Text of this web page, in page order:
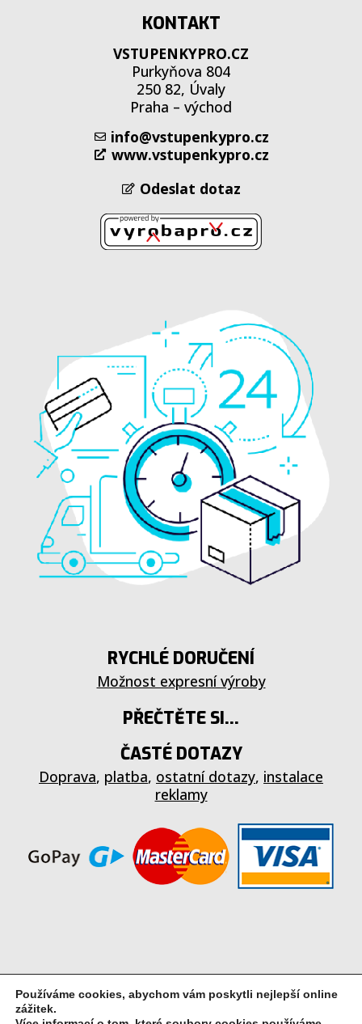
KONTAKT
VSTUPENKYPRO.CZ
Purkyňova 804
250 82, Úvaly
Praha – východ
info@vstupenkypro.cz
www.vstupenkypro.cz
Odeslat dotaz
RYCHLÉ DORUČENÍ
Možnost expresní výroby
PŘEČTĚTE SI...
ČASTÉ DOTAZY
Doprava, platba, ostatní dotazy, instalace
reklamy
Používáme cookies, abychom vám poskytli nejlepší online
zážitek.